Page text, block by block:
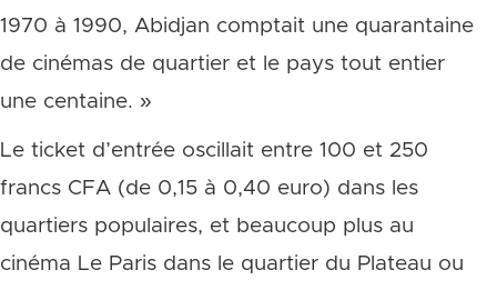
1970 à 1990, Abidjan comptait une quarantaine
de cinémas de quartier et le pays tout entier
une centaine. »
Le ticket d’entrée oscillait entre 100 et 250
francs CFA (de 0,15 à 0,40 euro) dans les
quartiers populaires, et beaucoup plus au
cinéma Le Paris dans le quartier du Plateau ou